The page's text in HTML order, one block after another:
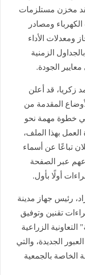
مخزن مستلزمات
ومصادر
ومعدلات الأداء
الزمنية
الجودة.
زكريا، قد أعلن
المقدمة من
خطوة مهمة نحو
بهذا الملف،
تباعًا عن أسماء
عبر الصفحة
أولًا بأول.
رئيس جهاز مدينة
تقنين وتوفيق
الزراعية
الجديدة، والتي
الخاصة بالجمعية